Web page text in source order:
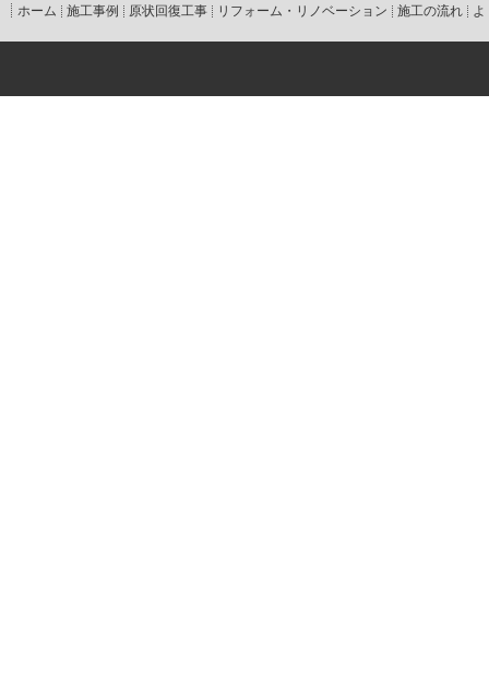
ホーム 施工事例 原状回復工事 リフォーム・リノベーション 施工の流れ よ